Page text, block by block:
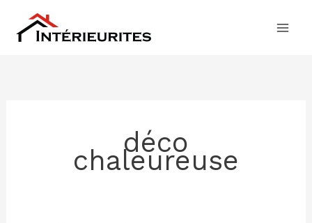
contenu
déco
chaleureuse